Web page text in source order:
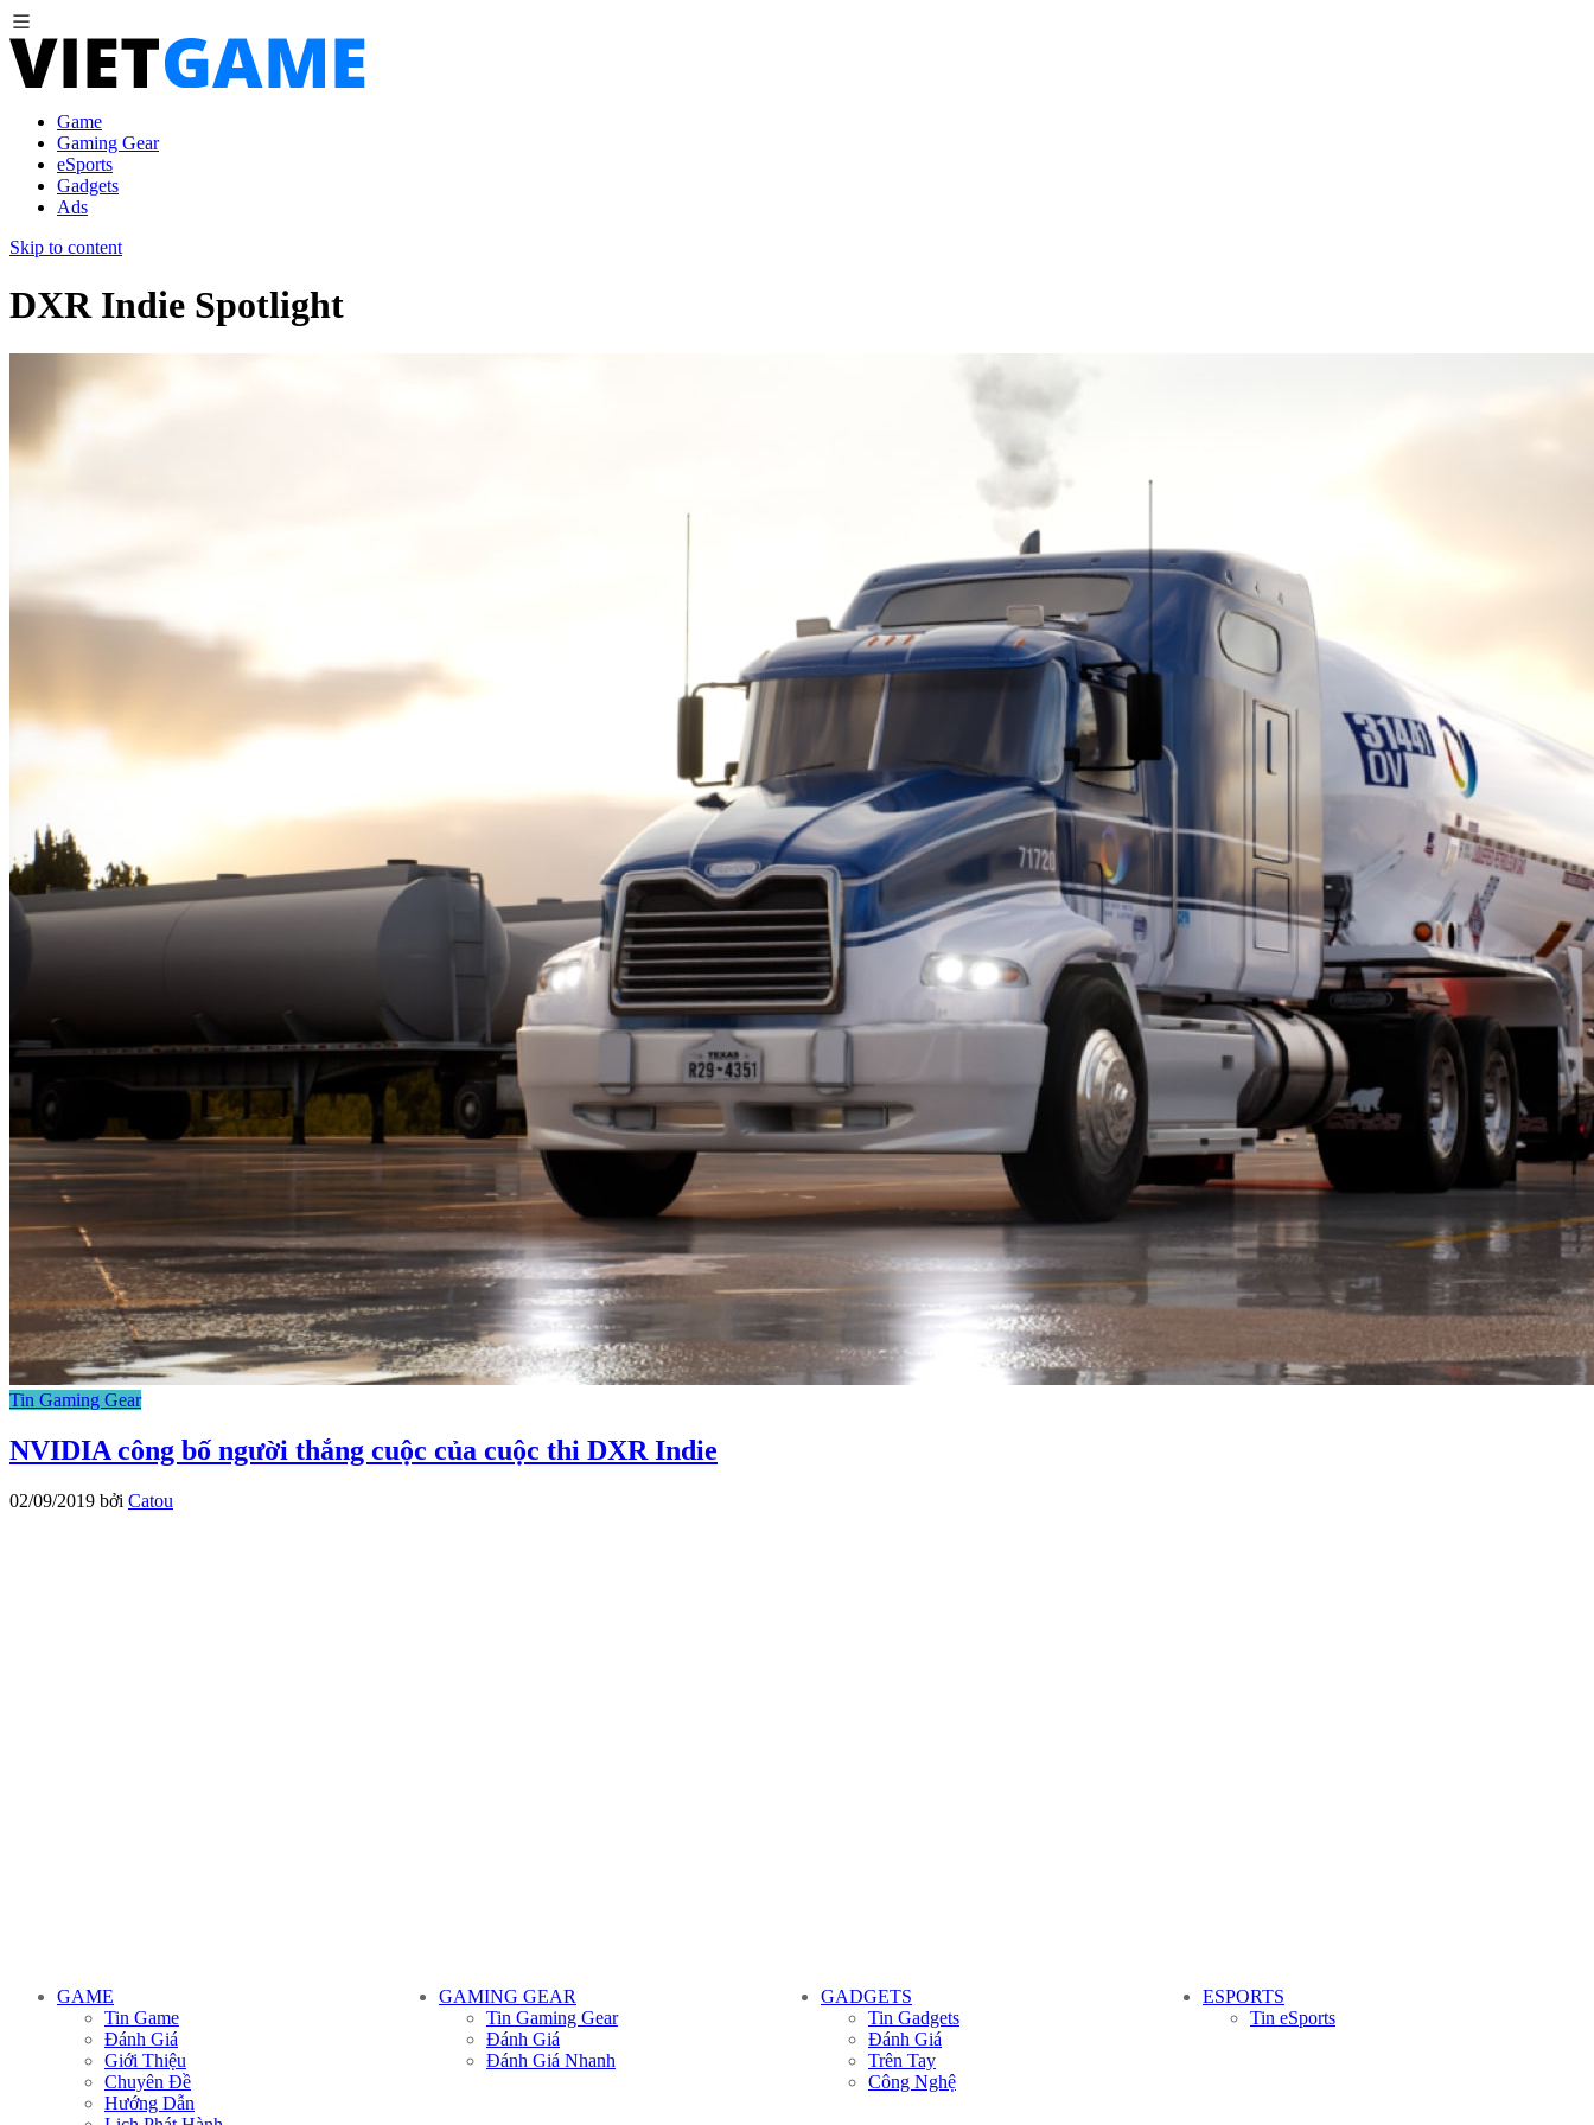
Game
Gaming Gear
eSports
Gadgets
Ads
Skip to content
DXR Indie Spotlight
Tin Gaming Gear
NVIDIA công bố người thắng cuộc của cuộc thi DXR Indie
02/09/2019 bởi Catou
GAME
Tin Game
Đánh Giá
Giới Thiệu
Chuyên Đề
Hướng Dẫn
GAMING GEAR
Tin Gaming Gear
Đánh Giá
Đánh Giá Nhanh
GADGETS
Tin Gadgets
Đánh Giá
Trên Tay
Công Nghệ
ESPORTS
Tin eSports